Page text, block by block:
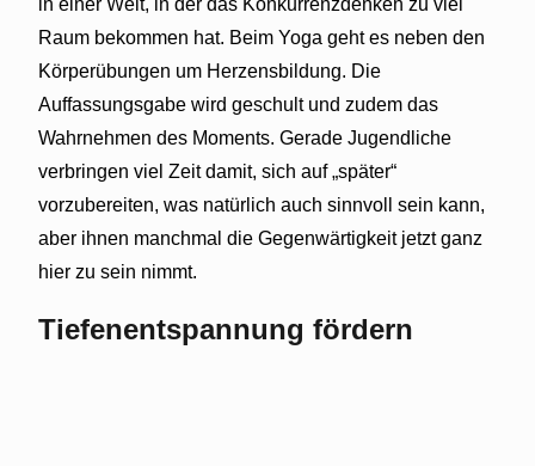
Raum bekommen hat. Beim Yoga geht es neben den
Körperübungen um Herzensbildung. Die
Auffassungsgabe wird geschult und zudem das
Wahrnehmen des Moments. Gerade Jugendliche
verbringen viel Zeit damit, sich auf „später“
vorzubereiten, was natürlich auch sinnvoll sein kann,
aber ihnen manchmal die Gegenwärtigkeit jetzt ganz
hier zu sein nimmt.
Tiefenentspannung fördern